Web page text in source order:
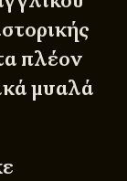
πλέον
μυαλά